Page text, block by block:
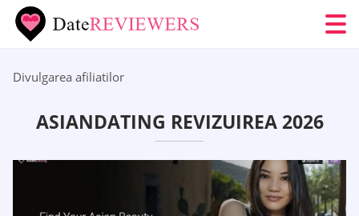
Divulgarea afiliatilor
ASIANDATING REVIZUIREA 2026